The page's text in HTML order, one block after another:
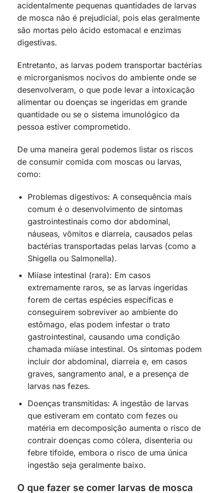
acidentalmente pequenas quantidades de larvas
de mosca não é prejudicial, pois elas geralmente
são mortas pelo ácido estomacal e enzimas
digestivas.
Entretanto, as larvas podem transportar bactérias
e microrganismos nocivos do ambiente onde se
desenvolveram, o que pode levar a intoxicação
alimentar ou doenças se ingeridas em grande
quantidade ou se o sistema imunológico da
pessoa estiver comprometido.
De uma maneira geral podemos listar os riscos
de consumir comida com moscas ou larvas,
como:
Problemas digestivos: A consequência mais
comum é o desenvolvimento de sintomas
gastrointestinais como dor abdominal,
náuseas, vômitos e diarreia, causados pelas
bactérias transportadas pelas larvas (como a
Shigella ou Salmonella).
Miíase intestinal (rara): Em casos
extremamente raros, se as larvas ingeridas
forem de certas espécies específicas e
conseguirem sobreviver ao ambiente do
estômago, elas podem infestar o trato
gastrointestinal, causando uma condição
chamada miíase intestinal. Os sintomas podem
incluir dor abdominal, diarreia e, em casos
graves, sangramento anal, e a presença de
larvas nas fezes.
Doenças transmitidas: A ingestão de larvas
que estiveram em contato com fezes ou
matéria em decomposição aumenta o risco de
contrair doenças como cólera, disenteria ou
febre tifoide, embora o risco de uma única
ingestão seja geralmente baixo.
O que fazer se comer larvas de mosca